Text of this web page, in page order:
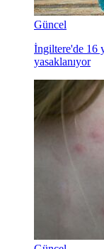
Güncel
İngiltere'de 16
yasaklanıyor